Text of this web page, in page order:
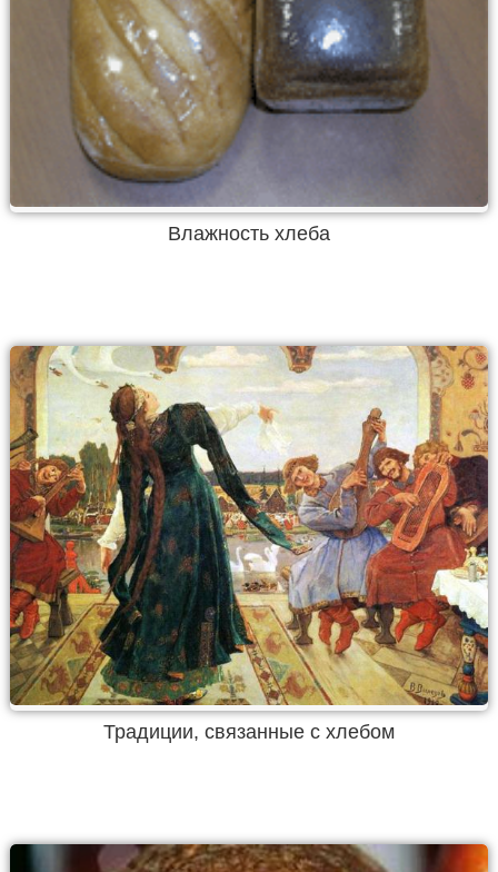
Влажность хлеба
Традиции, связанные с хлебом